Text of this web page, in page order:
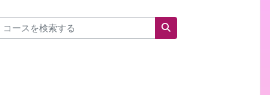
ースを検索する
コースを検索する